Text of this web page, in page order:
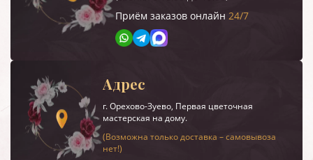
Приём заказов онлайн 24/7
Адрес
г.Орехово-Зуево, Первая цветочная
мастерская на дому.
(Возможна только доставка – самовывоза
нет!)